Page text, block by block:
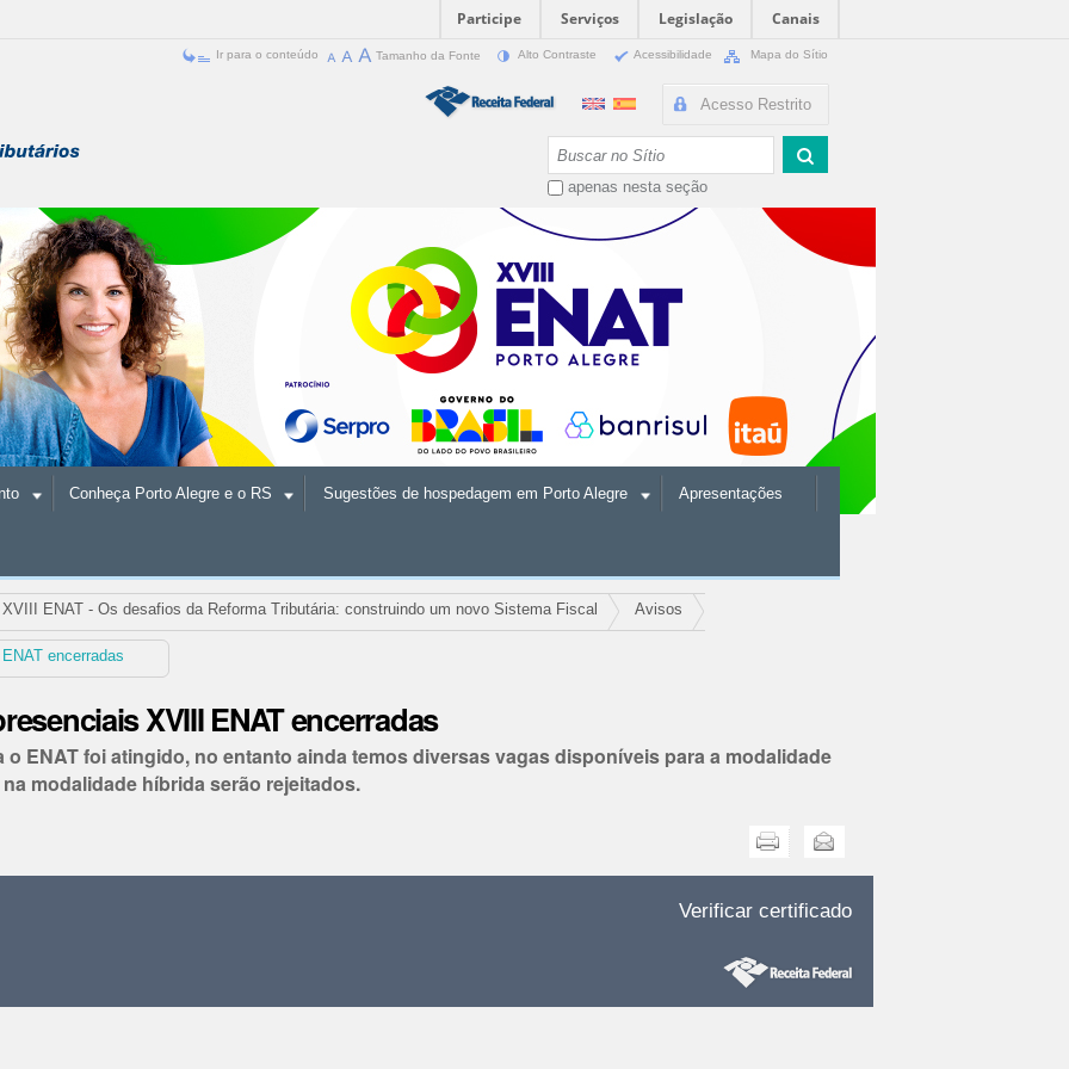
Participe Serviços Legislação
Canais
Ir para o conteúdo Tamanho da Fonte Alto Contraste Acessibilidade Mapa do Sítio
Acesso Restrito
apenas nesta seção
Conheça Porto Alegre e o RS Sugestões de hospedagem em Porto Alegre Apresentações
XVIII ENAT - Os desafios da Reforma Tributária: construindo um novo Sistema Fiscal Avisos
encerradas
XVIII ENAT encerradas
o ENAT foi atingido, no entanto ainda temos diversas vagas disponíveis para a modalidade
modalidade híbrida serão rejeitados.
Enviar
Verificar certificado